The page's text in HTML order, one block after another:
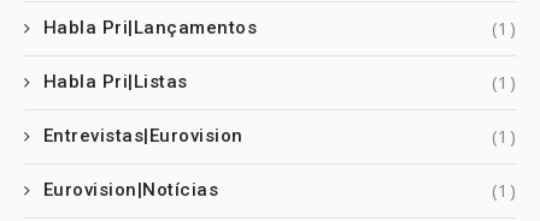
Habla Pri|Lançamentos (1)
Habla Pri|Listas (1)
Entrevistas|Eurovision (1)
Eurovision|Notícias (1)